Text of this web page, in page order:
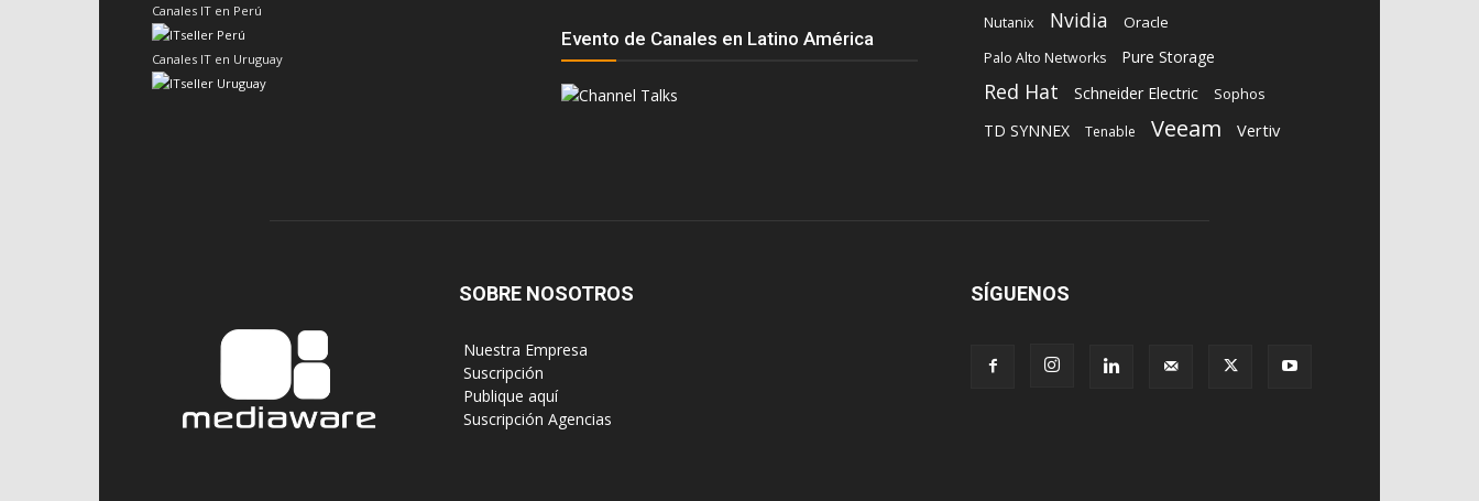
Canales IT en Perú
Canales IT en Uruguay
Evento de Canales en Latino América
Nutanix Nvidia Oracle
Palo Alto Networks Pure Storage
Red Hat Schneider Electric Sophos
TD SYNNEX Tenable Veeam Vertiv
SOBRE NOSOTROS
‎ Nuestra Empresa
‎ Suscripción
‎ Publique aquí
‎ Suscripción Agencias
SÍGUENOS